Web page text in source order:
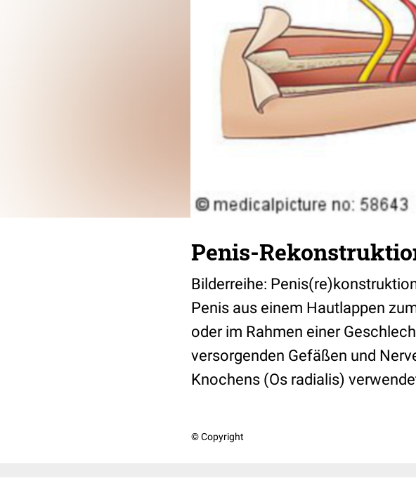
Penis-
Bilderreihe:
Penis aus einem Hautlappen
oder im Rahmen einer
versorgenden Gefäßen und
Knochens (Os radialis)
© Copyright